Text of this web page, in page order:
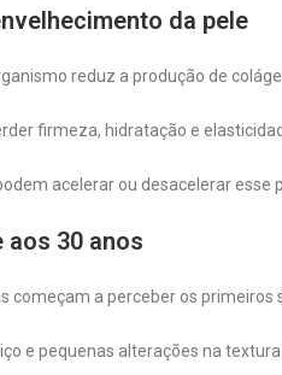
da pele
reduz a produção de
firmeza, hidratação e
acelerar ou desacelerar esse
aos 30 anos
começam a perceber os primeiros
e pequenas alterações na